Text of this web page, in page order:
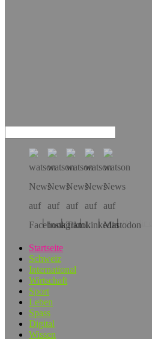
Hol dir
Startseite
Schweiz
International
Wirtschaft
Sport
Leben
Spass
Digital
Wissen